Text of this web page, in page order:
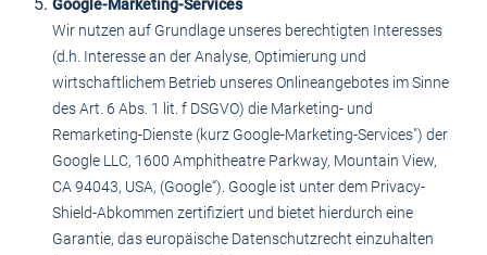
Google-Marketing-Services
Wir nutzen auf Grundlage unseres berechtigten Interesses
(d.h. Interesse an der Analyse, Optimierung und
wirtschaftlichem Betrieb unseres Onlineangebotes im Sinne
des Art. 6 Abs. 1 lit. f DSGVO) die Marketing- und
Remarketing-Dienste (kurz Google-Marketing-Services") der
Google LLC, 1600 Amphitheatre Parkway, Mountain View,
CA 94043, USA, (Google“). Google ist unter dem Privacy-
Shield-Abkommen zertifiziert und bietet hierdurch eine
Garantie, das europäische Datenschutzrecht einzuhalten